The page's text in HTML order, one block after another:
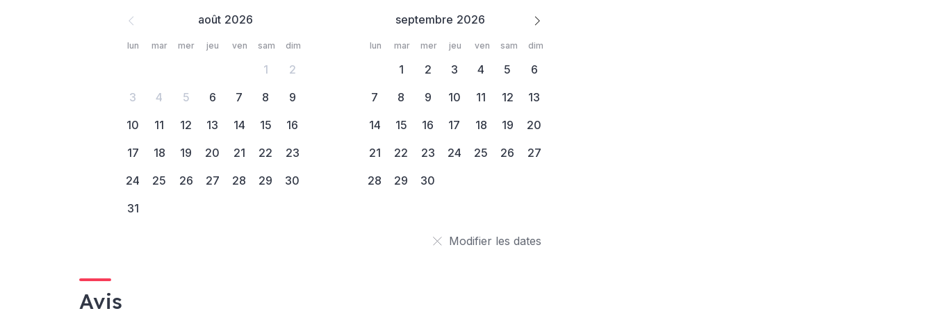
août septembre
lun mar mer jeu ven sam dim lun mar mer jeu ven sam dim
1
2
3
4 5 6 7 8
9
10
11 12 13 14 15
16
17
18 19 20 21 22
23
24
25 26 27 28 29
30
31
1 2 3 4 5
6
7
8 9 10 11 12
13
14
15 16 17 18 19
20
21
22 23 24 25 26
27
28
29 30
Modifier les dates
Avis